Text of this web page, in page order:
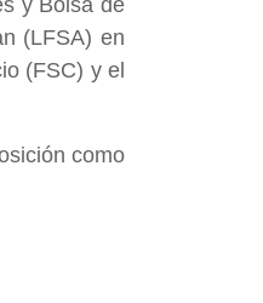
y Bolsa de
(LFSA) en
(FSC) y el
como